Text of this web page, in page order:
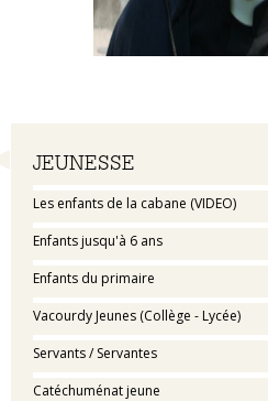
Navigation
JEUNESSE
Les enfants de la cabane (VIDEO)
Enfants jusqu'à 6 ans
Enfants du primaire
Vacourdy Jeunes (Collège - Lycée)
Servants / Servantes
Catéchuménat jeune